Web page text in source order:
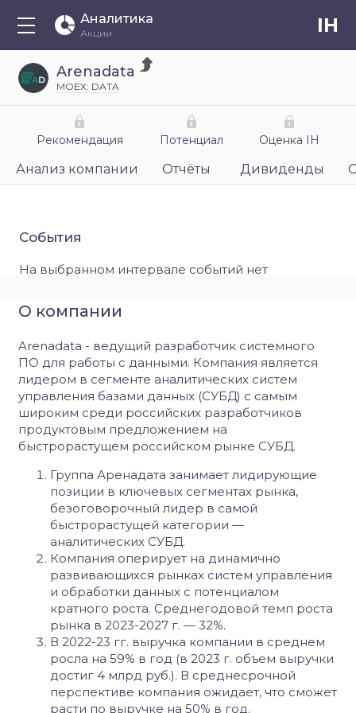
Аналитика
Акции IH
Arenadata
MOEX: DATA
Рекомендация Потенциал Оценка IH
Анализ компании Отчёты Дивиденды
События
На выбранном интервале событий нет
О компании
Arenadata - ведущий разработчик системного
ПО для работы с данными. Компания является
лидером в сегменте аналитических систем
управления базами данных (СУБД) с самым
широким среди российских разработчиков
продуктовым предложением на
быстрорастущем российском рынке СУБД.
Группа Аренадата занимает лидирующие
позиции в ключевых сегментах рынка,
безоговорочный лидер в самой
быстрорастущей категории —
аналитических СУБД.
Компания оперирует на динамично
развивающихся рынках систем управления
и обработки данных с потенциалом
кратного роста. Среднегодовой темп роста
рынка в 2023-2027 г. — 32%.
В 2022-23 гг. выручка компании в среднем
росла на 59% в год (в 2023 г. объем выручки
достиг 4 млрд руб.). В среднесрочной
перспективе компания ожидает, что сможет
расти по выручке на 50% в год.